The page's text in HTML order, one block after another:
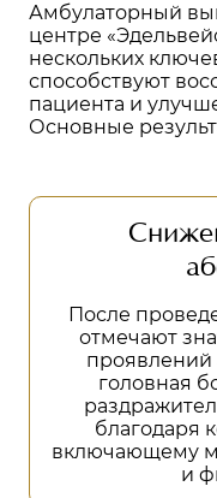
Амбулаторный
центре
нескольких
способствуют
пациента и
Основные
После
отмечают
проявлений
головная
благодаря
включающему
и